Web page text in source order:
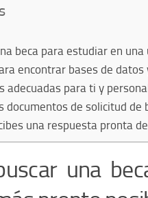
beca para estudiar en
encontrar bases de datos
adecuadas para ti y
documentos de solicitud
una respuesta pronta
una